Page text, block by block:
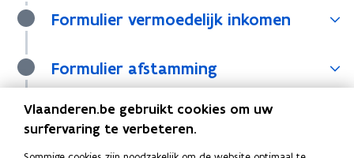
Formulier vermoedelijk inkomen
Formulier afstamming
Formulier overzicht inkomens
statuut
Vlaanderen.be gebruikt cookies om uw
surfervaring te verbeteren.